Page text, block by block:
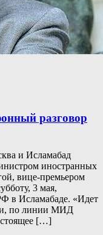
разговор
и Исламабад
иностранных
вице-премьером
3 мая,
в Исламабаде. «Идет
по линии МИД
[…]